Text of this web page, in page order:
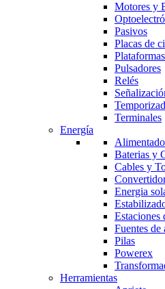
Motores y
Pasivos
Placas de
Pulsadores
Relés
Terminales
Energía
Baterias y
Cables y
Energia
Estaciones
Fuentes de
Pilas
Powerex
Herramientas